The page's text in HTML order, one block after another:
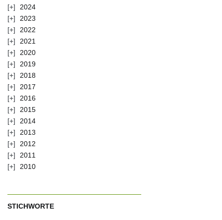
2024
2023
2022
2021
2020
2019
2018
2017
2016
2015
2014
2013
2012
2011
2010
STICHWORTE